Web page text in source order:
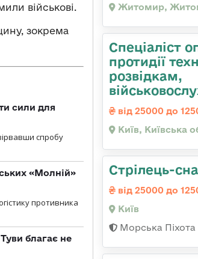
військові.
зокрема
сили для
спробу
«Молній»
противника
благає не
Житомир,
Спеціаліст
протидії
розвідкам,
від 25000 до
Київ, Київська
Стрілець-
від 25000 до
Київ
Морська